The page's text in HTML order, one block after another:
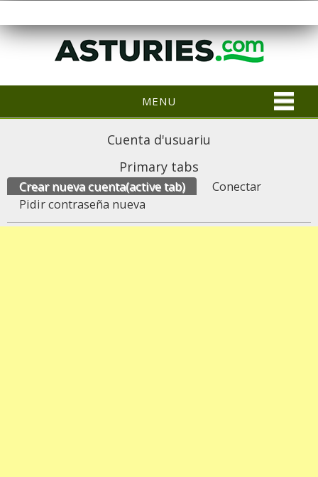
MENU
Cuenta d'usuariu
Primary tabs
Crear nueva cuenta(active tab)
Conectar
Pidir contraseña nueva